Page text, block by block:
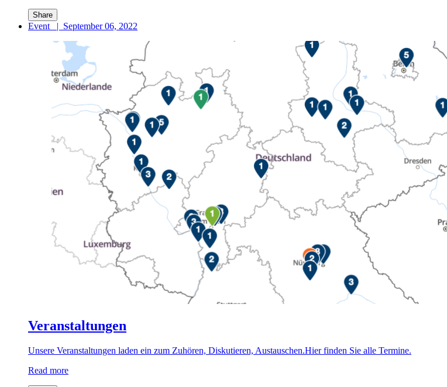
Share
Event | September 06, 2022
Veranstaltungen
Unsere Veranstaltungen laden ein zum Zuhören, Diskutieren, Austauschen.Hier finden Sie alle Termine.
Read more